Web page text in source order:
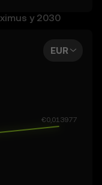
або навіть 2050.
прогноз щодо
він чи ні.
у 2030
EUR